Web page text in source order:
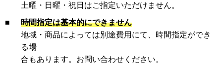
土曜・日曜・祝日はご指定いただけません。
■
時間指定は基本的にできません
地域・商品によっては別途費用にて、時間指定ができ
る場
合もあります。お問い合わせください。